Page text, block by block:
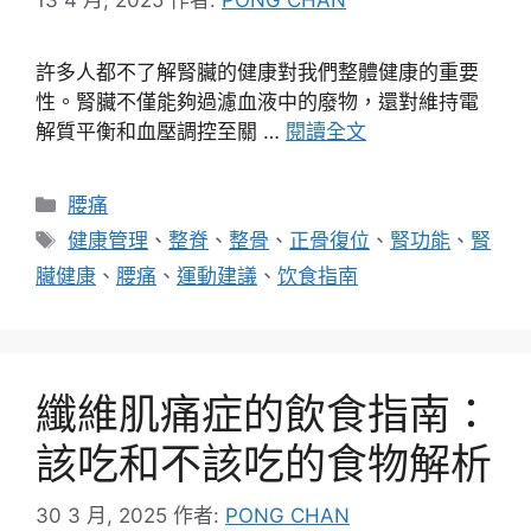
許多人都不了解腎臟的健康對我們整體健康的重要
性。腎臟不僅能夠過濾血液中的廢物，還對維持電
解質平衡和血壓調控至關 … 閱讀全文
分
類
腰痛
標
籤
健康管理 、整脊 、整骨 、 正骨復位 、 腎功能 、 腎
臟健康 、 腰痛 、 運動建議 、 饮食指南
纖維肌痛症的飲食指南：
該吃和不該吃的食物解析
30 3 月, 2025 作者: PONG CHAN